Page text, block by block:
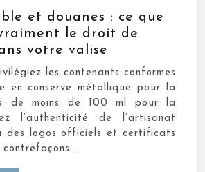
et douanes : ce que
le droit de
votre valise
les contenants conformes
en conserve métallique pour la
de moins de 100 ml pour la
l’authenticité de l’artisanat
des logos officiels et certificats